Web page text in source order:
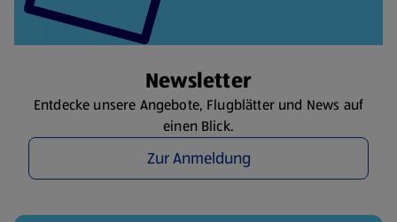
Newsletter
Entdecke unsere Angebote, Flugblätter und News auf
einen Blick.
Zur Anmeldung